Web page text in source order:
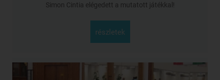
Simon Cintia elégedett a mutatott játékkal!
részletek